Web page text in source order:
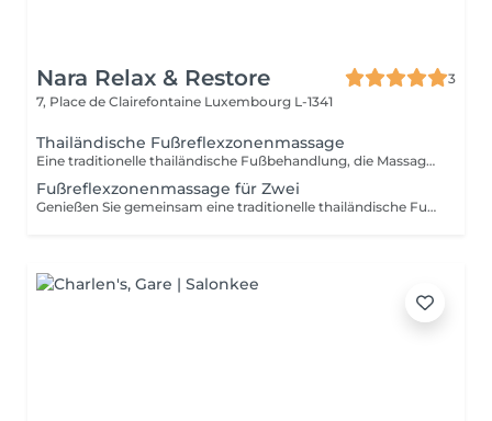
Nara Relax & Restore
3
7, Place de Clairefontaine Luxembourg L-1341
Thailändische Fußreflexzonenmassage
Eine traditionelle thailändische Fußbehandlung, die Massage- und Drucktechniken an Füßen und Unterschenkeln kombiniert. Diese entspannende Anwendung hilft, müde Füße zu entlasten, die Durchblutung anzuregen, Stress abzubauen und ein angenehmes Gefühl von Ausgeglichenheit und Wohlbefinden zu fördern.
Fußreflexzonenmassage für Zwei
Genießen Sie gemeinsam eine traditionelle thailändische Fußreflexzonenmassage. Durch gezielte Drucktechniken an Füßen und Unterschenkeln hilft diese entspannende Behandlung dabei, müde Füße zu entlasten, die Durchblutung anzuregen und ein angenehmes Gefühl von Ausgeglichenheit und Wohlbefinden zu fördern.